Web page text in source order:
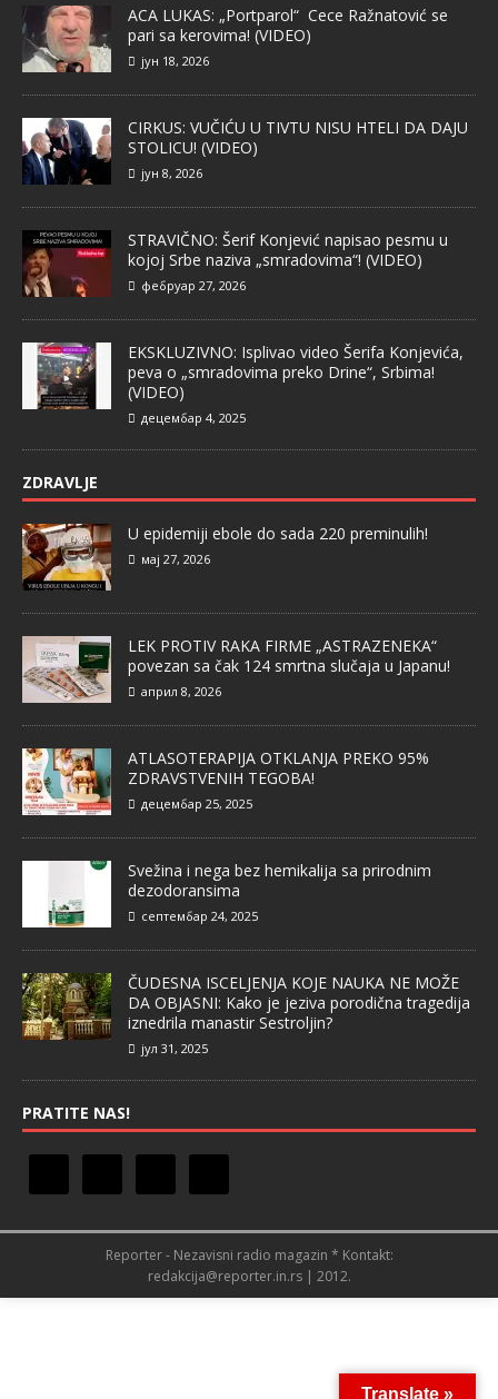
ACA LUKAS: „Portparol“ Cece Ražnatović se
pari sa kerovima! (VIDEO)
јун 18, 2026
CIRKUS: VUČIĆU U TIVTU NISU HTELI DA DAJU
STOLICU! (VIDEO)
јун 8, 2026
STRAVIČNO: Šerif Konjević napisao pesmu u
kojoj Srbe naziva „smradovima“! (VIDEO)
фебруар 27, 2026
EKSKLUZIVNO: Isplivao video Šerifa Konjevića,
peva o „smradovima preko Drine“, Srbima!
(VIDEO)
децембар 4, 2025
ZDRAVLJE
U epidemiji ebole do sada 220 preminulih!
мај 27, 2026
LEK PROTIV RAKA FIRME „ASTRAZENEKA“
povezan sa čak 124 smrtna slučaja u Japanu!
април 8, 2026
ATLASOTERAPIJA OTKLANJA PREKO 95%
ZDRAVSTVENIH TEGOBA!
децембар 25, 2025
Svežina i nega bez hemikalija sa prirodnim
dezodoransima
септембар 24, 2025
ČUDESNA ISCELJENJA KOJE NAUKA NE MOŽE
DA OBJASNI: Kako je jeziva porodična tragedija
iznedrila manastir Sestroljin?
јул 31, 2025
PRATITE NAS!
Reporter - Nezavisni radio magazin * Kontakt:
redakcija@reporter.in.rs | 2012.
Translate »